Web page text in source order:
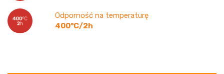
Odporność na temperaturę
400°C/2h